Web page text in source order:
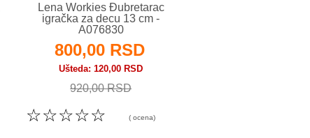
Lena Workies Đubretarac
igračka za decu 13 cm -
A076830
800,00 RSD
Ušteda 120,00 RSD
920,00 RSD
☆
☆
☆
☆
☆ ( ocena)